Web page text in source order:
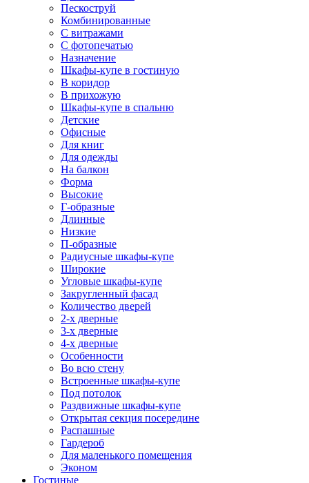
Пескоструй
Комбинированные
С витражами
С фотопечатью
Назначение
Шкафы-купе в гостиную
В коридор
В прихожую
Шкафы-купе в спальню
Детские
Офисные
Для книг
Для одежды
На балкон
Форма
Высокие
Г-образные
Длинные
Низкие
П-образные
Радиусные шкафы-купе
Широкие
Угловые шкафы-купе
Закругленный фасад
Количество дверей
2-х дверные
3-х дверные
4-х дверные
Особенности
Во всю стену
Встроенные шкафы-купе
Под потолок
Раздвижные шкафы-купе
Открытая секция посередине
Распашные
Гардероб
Для маленького помещения
Эконом
Гостиные